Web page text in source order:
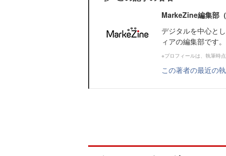
MarkeZine編集部
デジタルを中心と
ィアの編集部です。
※プロフィールは、執筆時
この著者の最近の